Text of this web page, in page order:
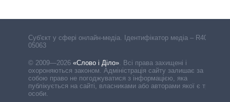
Cуб'єкт у сфері онлайн-медіа. Ідентифікатор медіа – R40-
05063
© 2009—2026 «Слово і Діло»
Всі права захищені і
охороняються законом. Адміністрація сайту залишає за
собою право не погоджуватися з інформацією, яка
публікується на сайті, власниками або авторами якої є треті
особи.